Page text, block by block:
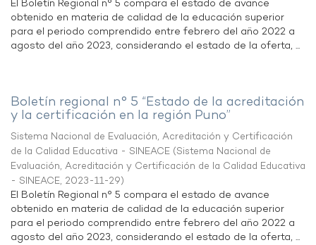
El Boletín Regional n° 5 compara el estado de avance
obtenido en materia de calidad de la educación superior
para el periodo comprendido entre febrero del año 2022 a
agosto del año 2023, considerando el estado de la oferta, ...
Boletín regional n° 5 “Estado de la acreditación
y la certificación en la región Puno”
Sistema Nacional de Evaluación, Acreditación y Certificación
de la Calidad Educativa - SINEACE (Sistema Nacional de
Evaluación, Acreditación y Certificación de la Calidad Educativa
- SINEACE, 2023-11-29)
El Boletín Regional n° 5 compara el estado de avance
obtenido en materia de calidad de la educación superior
para el periodo comprendido entre febrero del año 2022 a
agosto del año 2023, considerando el estado de la oferta, ...